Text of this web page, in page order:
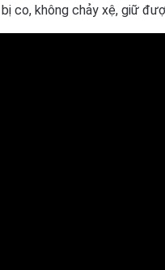
co, không chảy xệ, giữ